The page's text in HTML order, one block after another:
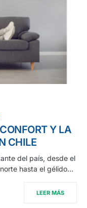
Y LA
CHILE
del país, desde el
hasta el gélido…
LEER MÁS